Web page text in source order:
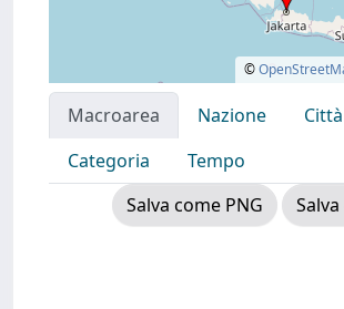
©
Macroarea Nazione Città
Categoria
Tempo
Salva come PNG
Salva